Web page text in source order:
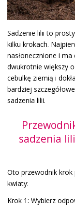
Sadzenie lilii to
kilku krokach.
nasłonecznione i
dwukrotnie większy
cebulkę ziemią i
bardziej
sadzenia lilii.
sadzenia
Oto przewodnik krok
kwiaty:
Krok 1: Wybierz